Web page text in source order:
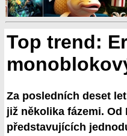
Top trend:
Za posledních deset
již několika fázemi. Od
představujících